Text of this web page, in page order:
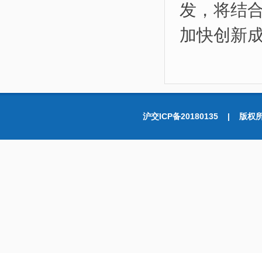
发，将结
加快创新
沪交ICP备20180135 | 版权所